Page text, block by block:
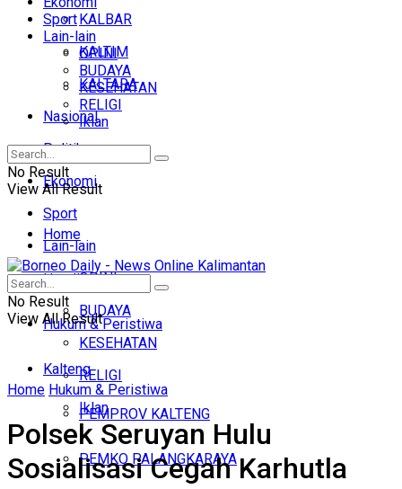
KALBAR
KALTIM
KALTARA
Nasional
Politik
Ekonomi
Sport
Lain-lain
OPINI
BUDAYA
KESEHATAN
RELIGI
Iklan
Jumat, Agustus 7, 2026
Sport
Lain-lain
OPINI
BUDAYA
KESEHATAN
RELIGI
Iklan
No Result
View All Result
Home
Headline
Hukum & Peristiwa
Kalteng
PEMPROV KALTENG
PEMKO PALANGKARAYA
No Result
View All Result
Home Hukum & Peristiwa
Polsek Seruyan Hulu
Sosialisasi Cegah Karhutla